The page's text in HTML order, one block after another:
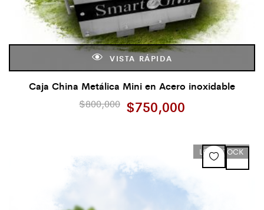
VISTA RÁPIDA
Caja China Metálica Mini en Acero inoxidable
$800,000 $750,000
LOW STOCK